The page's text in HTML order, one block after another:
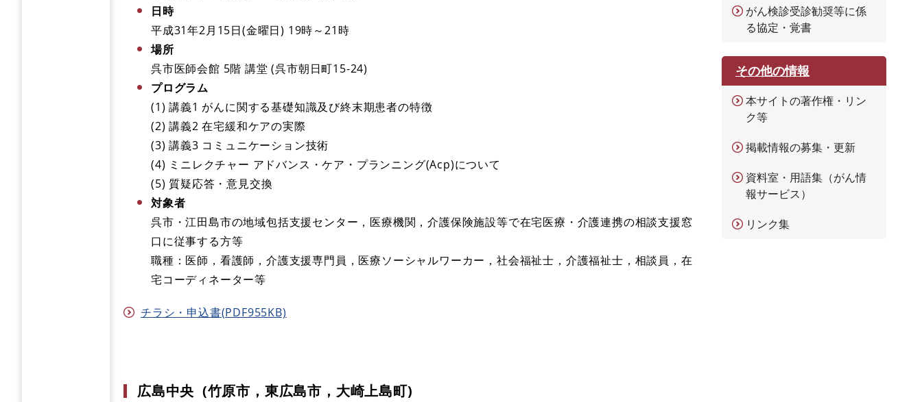
日時
平成31年2月15日(金曜日) 19時～21時
場所
呉市医師会館 5階 講堂 (呉市朝日町15-24)
プログラム
(1) 講義1 がんに関する基礎知識及び終末期患者の特徴
(2) 講義2 在宅緩和ケアの実際
(3) 講義3 コミュニケーション技術
(4) ミニレクチャー アドバンス・ケア・プランニング(Acp)について
(5) 質疑応答・意見交換
対象者
呉市・江田島市の地域包括支援センター，医療機関，介護保険施設等で在宅医療・介護連携の相談支援窓
口に従事する方等
職種：医師，看護師，介護支援専門員，医療ソーシャルワーカー，社会福祉士，介護福祉士，相談員，在
宅コーディネーター等
チラシ・申込書(PDF955KB)
広島中央 (竹原市，東広島市，大崎上島町)
がん検診受診勧奨等に係
る協定・覚書
その他の情報
本サイトの著作権・リン
ク等
掲載情報の募集・更新
資料室・用語集（がん情
報サービス）
リンク集